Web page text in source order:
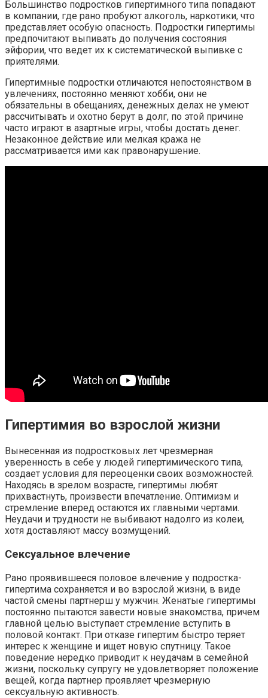
Большинство подростков гипертимного типа попадают
в компании, где рано пробуют алкоголь, наркотики, что
представляет особую опасность. Подростки гипертимы
предпочитают выпивать до получения состояния
эйфории, что ведет их к систематической выпивке с
приятелями.
Гипертимные подростки отличаются непостоянством в
увлечениях, постоянно меняют хобби, они не
обязательны в обещаниях, денежных делах не умеют
рассчитывать и охотно берут в долг, по этой причине
часто играют в азартные игры, чтобы достать денег.
Незаконное действие или мелкая кража не
рассматривается ими как правонарушение.
Гипертимия во взрослой жизни
Вынесенная из подростковых лет чрезмерная
уверенность в себе у людей гипертимического типа,
создает условия для переоценки своих возможностей.
Находясь в зрелом возрасте, гипертимы любят
прихвастнуть, произвести впечатление. Оптимизм и
стремление вперед остаются их главными чертами.
Неудачи и трудности не выбивают надолго из колеи,
хотя доставляют массу возмущений.
Сексуальное влечение
Рано проявившееся половое влечение у подростка-
гипертима сохраняется и во взрослой жизни, в виде
частой смены партнерш у мужчин. Женатые гипертимы
постоянно пытаются завести новые знакомства, причем
главной целью выступает стремление вступить в
половой контакт. При отказе гипертим быстро теряет
интерес к женщине и ищет новую спутницу. Такое
поведение нередко приводит к неудачам в семейной
жизни, поскольку супругу не удовлетворяет положение
вещей, когда партнер проявляет чрезмерную
сексуальную активность.